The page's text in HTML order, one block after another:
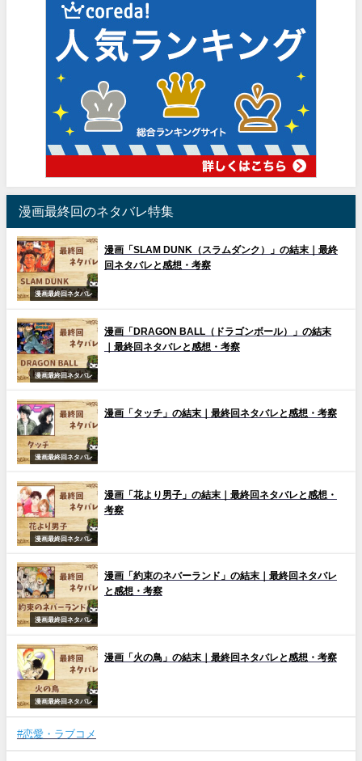
漫画最終回のネタバレ特集
漫画最終回ネタバレ
漫画「SLAM DUNK（スラムダンク）」の結末｜最終
回ネタバレと感想・考察
漫画最終回ネタバレ
漫画「DRAGON BALL（ドラゴンボール）」の結末
｜最終回ネタバレと感想・考察
漫画最終回ネタバレ
漫画「タッチ」の結末｜最終回ネタバレと感想・考察
漫画最終回ネタバレ
漫画「花より男子」の結末｜最終回ネタバレと感想・
考察
漫画最終回ネタバレ
漫画「約束のネバーランド」の結末｜最終回ネタバレ
と感想・考察
漫画最終回ネタバレ
漫画「火の鳥」の結末｜最終回ネタバレと感想・考察
#恋愛・ラブコメ